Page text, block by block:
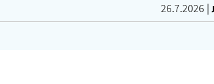
|
26.7.2026